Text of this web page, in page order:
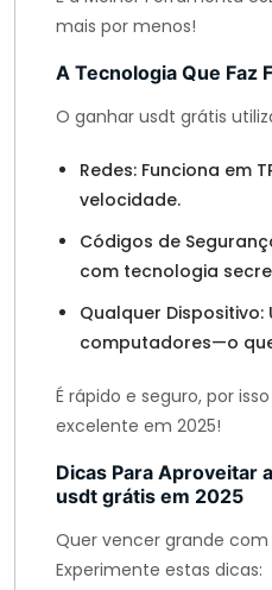
mais por menos!
A Tecnologia Que Faz
O ganhar usdt grátis
Redes: Funciona em
velocidade.
Códigos de
com tecnologia
Qualquer
computadores—o
É rápido e seguro, por
excelente em 2025!
Dicas Para Aproveitar
usdt grátis em 2025
Quer vencer grande
Experimente estas dicas: